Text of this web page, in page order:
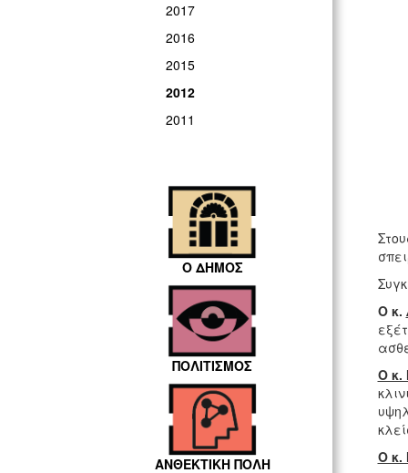
2017
2016
2015
2012
2011
Ο ΔΗΜΟΣ
ΠΟΛΙΤΙΣΜΟΣ
ΑΝΘΕΚΤΙΚΗ ΠΟΛΗ
Ο κ.
Ο κ.
Ο κ.